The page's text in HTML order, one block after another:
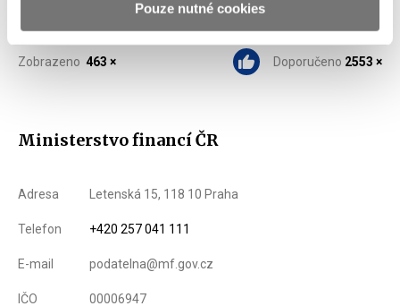
Pouze nutné cookies
Zobrazeno 463 × Doporučeno 2553 ×
Ministerstvo financí ČR
Adresa Letenská 15, 118 10 Praha
Telefon +420 257 041 111
E-mail podatelna@mf.gov.cz
IČO 00006947